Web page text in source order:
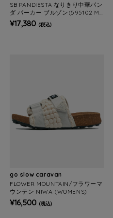
SB PANDIESTA なりきり中華パン
ダ パーカー ブルゾン(595102 ME
NS/WOMENS)
¥17,380 (税込)
go slow caravan
FLOWER MOUNTAIN/フラワーマ
ウンテン NIWA (WOMENS)
¥16,500 (税込)